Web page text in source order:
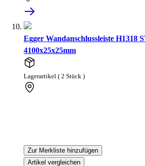
Egger Wandanschlussleiste H1318
4100x25x25mm
Lagerartikel ( 2 Stück )
Zur Merkliste hinzufügen
Artikel vergleichen